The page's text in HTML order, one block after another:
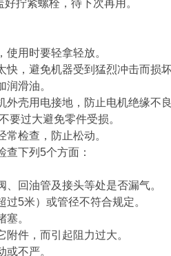
拧紧螺栓，待下次再用。
用时要轻拿轻放。
，避免机器受到猛烈冲击而损坏
滑油。
壳用电接地，防止电机绝缘不良
要过大避免零件受损。
检查，防止松动。
查下列5个方面：
、回油管及接头等处是否漏气。
过5米）或管径不符合规定。
塞。
附件，而引起阻力过大。
或不严。